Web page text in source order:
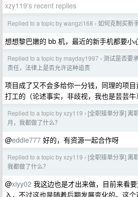
xzy119's recent replies
Replied to a topic by wangzi168 › 如何克制买新
想想黎巴嫩的 bb 机，最近的新手机都要小
Replied to a topic by mayday1997 › 测试是否要
责任，法律上是否允许这种追责
项目成了又不会多给你一分钱，同理的项
打工的（论述事实，非歧视，我也是芸芸牛
Replied to a topic by xzy119 › [全职接单分享] 离
月，我都做了什么？
@eddie777 好的，有资源一起合作呀
Replied to a topic by xzy119 › [全职接单分享] 离
我都做了什么？
@xiyy02 我这边也是才出来做，目前来看
入，不过这也是随着后期发展变化的。这